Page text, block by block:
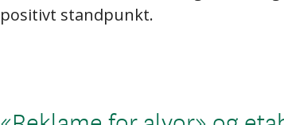
positivt standpunkt.